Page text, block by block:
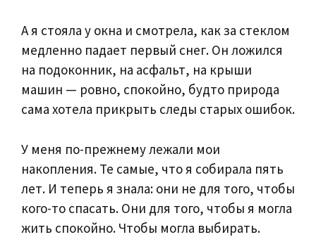
А я стояла у окна и смотрела, как за стеклом
медленно падает первый снег. Он ложился
на подоконник, на асфальт, на крыши
машин — ровно, спокойно, будто природа
сама хотела прикрыть следы старых ошибок.
У меня по-прежнему лежали мои
накопления. Те самые, что я собирала пять
лет. И теперь я знала: они не для того, чтобы
кого-то спасать. Они для того, чтобы я могла
жить спокойно. Чтобы могла выбирать.